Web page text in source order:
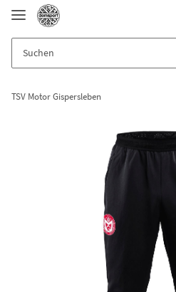
TSV Motor Gispersleben